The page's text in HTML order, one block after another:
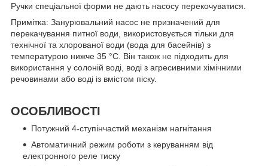
Ручки спеціальної форми не дають насосу перекочуватися.
Примітка: Занурювальний насос не призначений для
перекачування питної води, використовується тільки для
технічної та хлорованої води (вода для басейнів) з
температурою нижче 35 °C. Він також не підходить для
використання у солоній воді, воді з агресивними хімічними
речовинами або воді із вмістом піску.
ОСОБЛИВОСТІ
Потужний 4-ступінчастий механізм нагнітання
Автоматичний режим роботи з керуванням від
електронного реле тиску